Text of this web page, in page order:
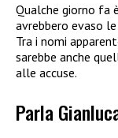
Qualche giorno fa
avrebbero evaso
Tra i nomi
sarebbe anche
alle accuse.
Parla